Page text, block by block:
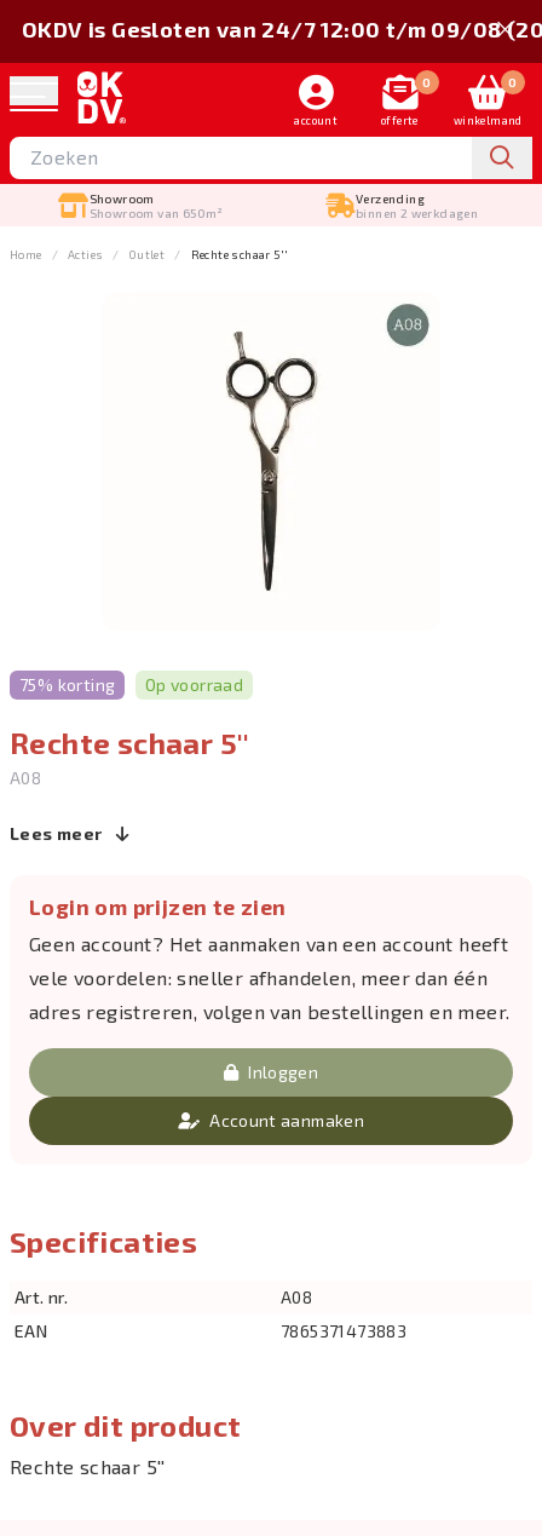
account
0
offerte
0
winkelmand
Showroom
Showroom van 650m²
Verzending
binnen 2 werkdagen
OKDV is Gesloten van 24/7 12:00 t/m 09/08
Home Acties Outlet Rechte schaar 5''
75% korting Op voorraad
Rechte schaar 5''
A08
Lees meer
Login om prijzen te zien
Geen account? Het aanmaken van een account heeft
vele voordelen: sneller afhandelen, meer dan één
adres registreren, volgen van bestellingen en meer.
Inloggen
Account aanmaken
Over dit product
Rechte schaar 5''
Specificaties
Art. nr.
A08
EAN
7865371473883